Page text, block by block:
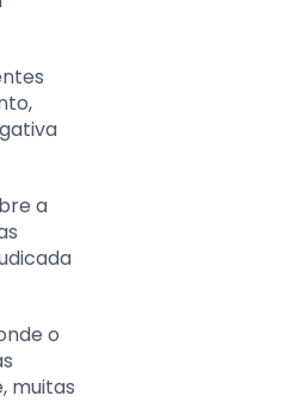
a
o
muitas